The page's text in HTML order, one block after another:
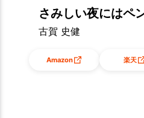
さみしい夜にはペ
古賀 史健
Amazon 楽天